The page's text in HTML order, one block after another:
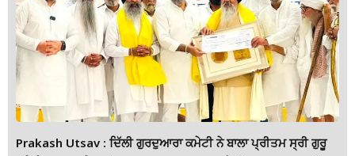
Prakash Utsav : ਦਿੱਲੀ ਗੁਰਦੁਆਰਾ ਕਮੇਟੀ ਨੇ ਬਾਲਾ ਪ੍ਰੀਤਮ ਸ੍ਰੀ ਗੁਰੂ